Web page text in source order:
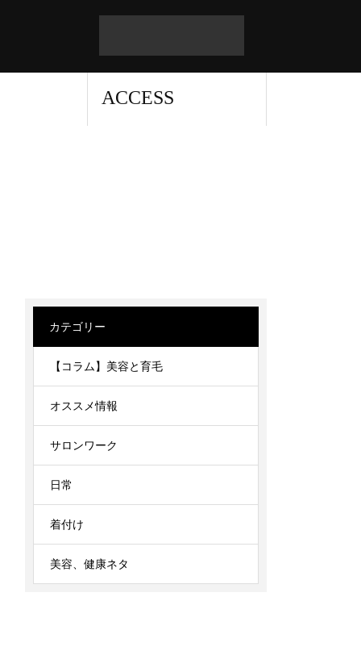
ACCESS
カテゴリー
【コラム】美容と育毛
オススメ情報
サロンワーク
日常
着付け
美容、健康ネタ